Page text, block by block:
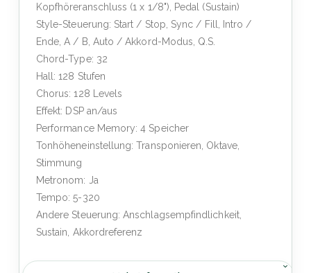
Kopfhöreranschluss (1 x 1/8"), Pedal (Sustain)
Style-Steuerung: Start / Stop, Sync / Fill, Intro /
Ende, A / B, Auto / Akkord-Modus, Q.S.
Chord-Type: 32
Hall: 128 Stufen
Chorus: 128 Levels
Effekt: DSP an/aus
Performance Memory: 4 Speicher
Tonhöheneinstellung: Transponieren, Oktave,
Stimmung
Metronom: Ja
Tempo: 5-320
Andere Steuerung: Anschlagsempfindlichkeit,
Sustain, Akkordreferenz